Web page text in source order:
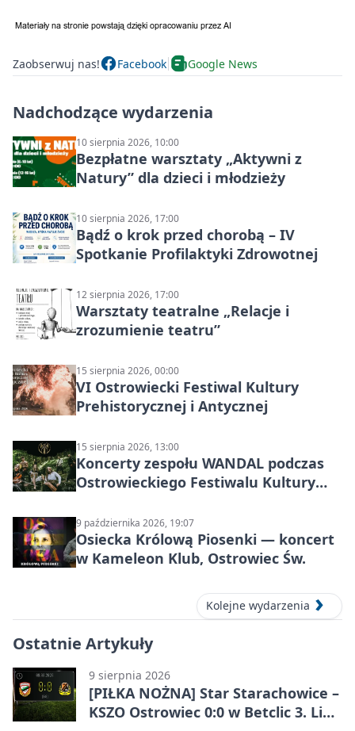
Zaobserwuj nas! Facebook Google News
Nadchodzące wydarzenia
10 sierpnia 2026, 10:00
Bezpłatne warsztaty „Aktywni z
Natury” dla dzieci i młodzieży
10 sierpnia 2026, 17:00
Bądź o krok przed chorobą – IV
Spotkanie Profilaktyki Zdrowotnej
12 sierpnia 2026, 17:00
Warsztaty teatralne „Relacje i
zrozumienie teatru”
15 sierpnia 2026, 00:00
VI Ostrowiecki Festiwal Kultury
Prehistorycznej i Antycznej
15 sierpnia 2026, 13:00
Koncerty zespołu WANDAL podczas
Ostrowieckiego Festiwalu Kultury
9 października 2026, 19:07
Osiecka Królową Piosenki — koncert
w Kameleon Klub, Ostrowiec Św.
Kolejne wydarzenia
Ostatnie Artykuły
9 sierpnia 2026
[PIŁKA NOŻNA] Star Starachowice –
KSZO Ostrowiec 0:0 w Betclic 3. Liga